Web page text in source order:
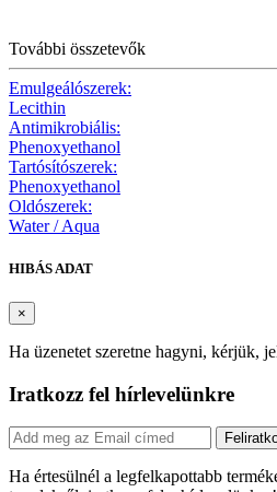
További összetevők
Emulgeálószerek:
Lecithin
Antimikrobiális:
Phenoxyethanol
Tartósítószerek:
Phenoxyethanol
Oldószerek:
Water / Aqua
HIBÁS ADAT
×
Ha üzenetet szeretne hagyni, kérjük,
Iratkozz fel hírlevelünkre
Ha értesülnél a legfelkapottabb